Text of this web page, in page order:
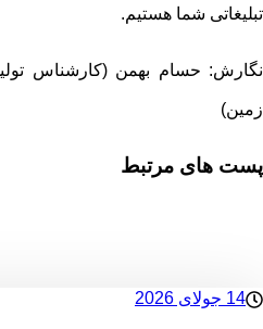
تبلیغاتی شما هستیم.
نگارش: حسام بهمن (کارشناس تولید
زمین)
پست های مرتبط
14 جولای 2026